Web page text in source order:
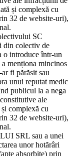
și complexă cu
32 de website-uri),
SC
colectiv de
o introduce într-un
menționa mincinos
fi părăsit sau
unui reputat medic
publicul la a nega
ale
complexă cu
32 de website-uri),
SRL sau a unei
unor hotărâri
absorbite) prin